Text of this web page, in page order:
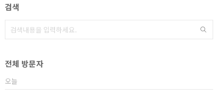
검색
전체 방문자
오늘